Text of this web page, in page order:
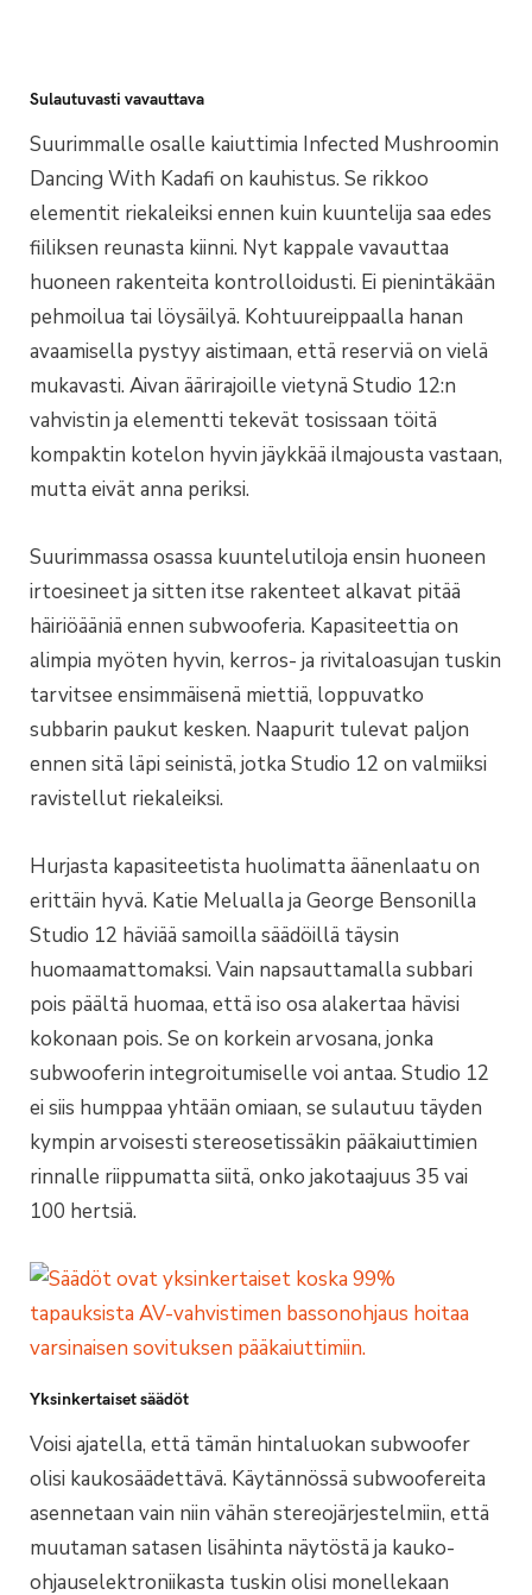
Sulautuvasti vavauttava
Suurimmalle osalle kaiuttimia Infected Mushroomin
Dancing With Kadafi on kauhistus. Se rikkoo
elementit riekaleiksi ennen kuin kuuntelija saa edes
fiiliksen reunasta kiinni. Nyt kappale vavauttaa
huoneen rakenteita kontrolloidusti. Ei pienintäkään
pehmoilua tai löysäilyä. Kohtuureippaalla hanan
avaamisella pystyy aistimaan, että reserviä on vielä
mukavasti. Aivan äärirajoille vietynä Studio 12:n
vahvistin ja elementti tekevät tosissaan töitä
kompaktin kotelon hyvin jäykkää ilmajousta vastaan,
mutta eivät anna periksi.
Suurimmassa osassa kuuntelutiloja ensin huoneen
irtoesineet ja sitten itse rakenteet alkavat pitää
häiriöääniä ennen subwooferia. Kapasiteettia on
alimpia myöten hyvin, kerros- ja rivitaloasujan tuskin
tarvitsee ensimmäisenä miettiä, loppuvatko
subbarin paukut kesken. Naapurit tulevat paljon
ennen sitä läpi seinistä, jotka Studio 12 on valmiiksi
ravistellut riekaleiksi.
Hurjasta kapasiteetista huolimatta äänenlaatu on
erittäin hyvä. Katie Melualla ja George Bensonilla
Studio 12 häviää samoilla säädöillä täysin
huomaamattomaksi. Vain napsauttamalla subbari
pois päältä huomaa, että iso osa alakertaa hävisi
kokonaan pois. Se on korkein arvosana, jonka
subwooferin integroitumiselle voi antaa. Studio 12
ei siis humppaa yhtään omiaan, se sulautuu täyden
kympin arvoisesti stereosetissäkin pääkaiuttimien
rinnalle riippumatta siitä, onko jakotaajuus 35 vai
100 hertsiä.
Yksinkertaiset säädöt
Voisi ajatella, että tämän hintaluokan subwoofer
olisi kaukosäädettävä. Käytännössä subwoofereita
asennetaan vain niin vähän stereojärjestelmiin, että
muutaman satasen lisähinta näytöstä ja kauko-
ohjauselektroniikasta tuskin olisi monellekaan